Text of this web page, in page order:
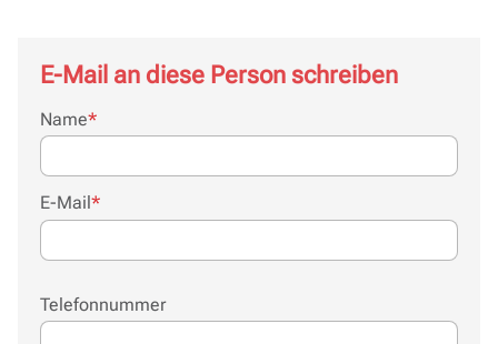
E-Mail an diese Person schreiben
Pflichtfeld
Name*
Pflichtfeld
E-Mail *
Telefonnummer